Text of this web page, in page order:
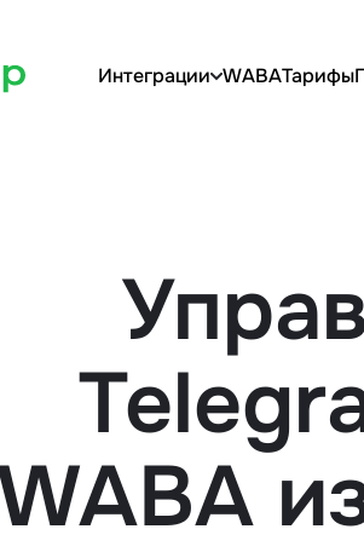
Интеграции WABAТарифы